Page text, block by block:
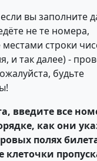
если вы заполните
не те номера,
местами строки
и так далее) -
будьте
введите все
как они
полях
клеточки